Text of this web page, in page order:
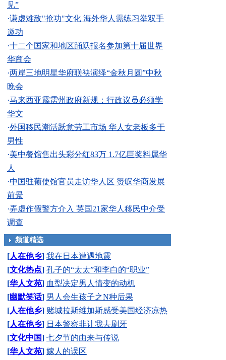
见”
·谦虚难敌"抢功"文化 海外华人需练习举双手
邀功
·十二个国家和地区踊跃报名参加第十届世界
华商会
·两岸三地明星华府联袂演绎“金秋月圆”中秋
晚会
·马来西亚霹雳州政府新规：行政议员必须学
华文
·外国移民潮活跃意劳工市场 华人女老板多于
男性
·美中餐馆售出头彩分红83万 1.7亿巨奖料属华
人
·中国驻葡使馆官员走访华人区 赞叹华商发展
前景
·弄虚作假警方介入 英国21家华人移民中介受
调查
频道精选
[人在他乡] 我在日本遭遇地震
[文化热点] 孔子的“太太”和李白的“职业”
[华人文苑] 血型决定男人情变的动机
[幽默笑话] 男人会生孩子之N种后果
[人在他乡] 赌城拉斯维加斯感受美国经济凉热
[人在他乡] 日本警察非让我去刷牙
[文化中国] 七夕节的由来与传说
[华人文苑] 嫁人的误区